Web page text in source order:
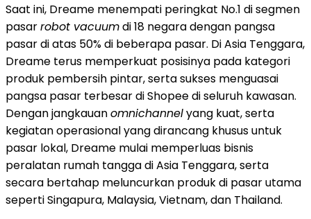
Saat ini, Dreame menempati peringkat No.1 di segmen
pasarrobot vacuumdi 18 negara dengan pangsa
pasar di atas 50% di beberapa pasar. Di Asia Tenggara,
Dreame terus memperkuat posisinya pada kategori
produk pembersih pintar, serta sukses menguasai
pangsa pasar terbesar di Shopee di seluruh kawasan.
Dengan jangkauanomnichannelyang kuat, serta
kegiatan operasional yang dirancang khusus untuk
pasar lokal, Dreame mulai memperluas bisnis
peralatan rumah tangga di Asia Tenggara, serta
secara bertahap meluncurkan produk di pasar utama
seperti Singapura, Malaysia, Vietnam, dan Thailand.